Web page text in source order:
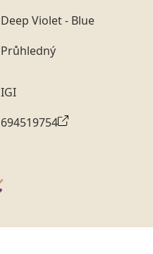
Deep Violet - Blue
Průhledný
IGI
694519754